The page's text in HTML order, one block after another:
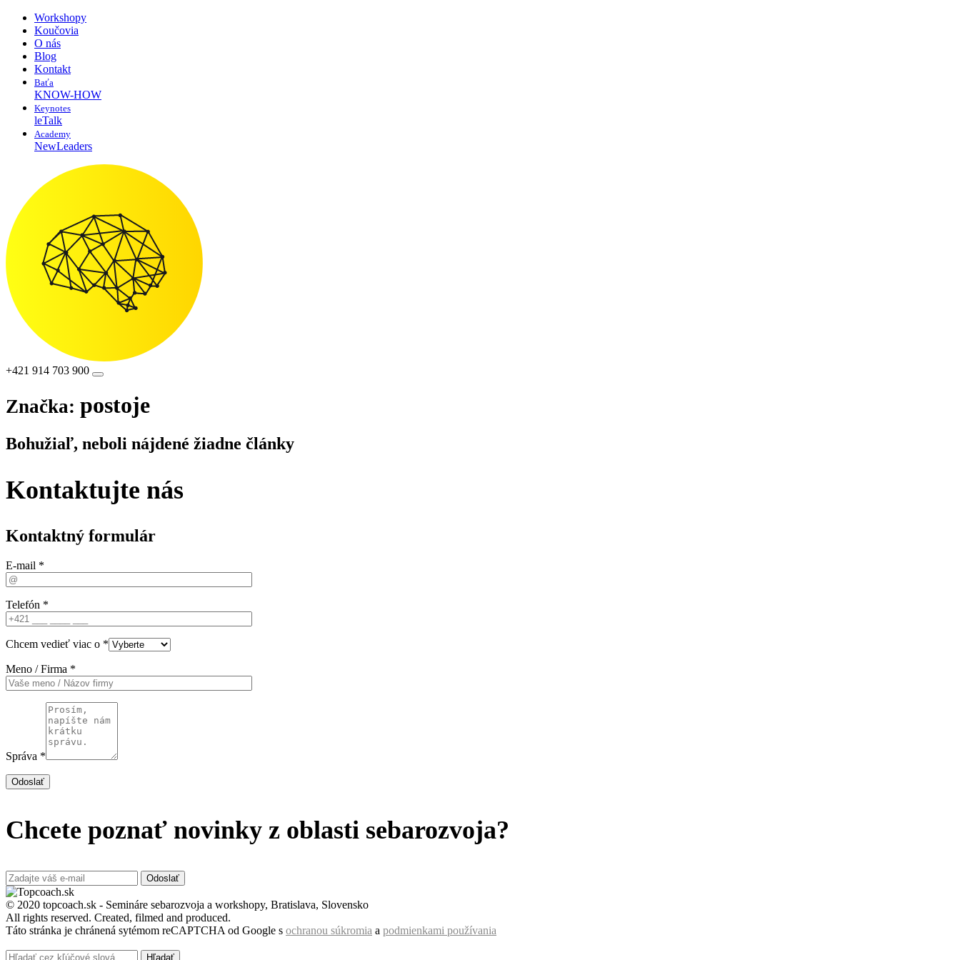
Workshopy
Koučovia
O nás
Blog
Kontakt
Baťa
KNOW-HOW
Keynotes
leTalk
Academy
NewLeaders
+421 914 703 900
Značka: postoje
Bohužiaľ, neboli nájdené žiadne články
Kontaktujte nás
Kontaktný formulár
E-mail *
Telefón *
Chcem vedieť viac o *
Meno / Firma *
Správa *
Odoslať
Chcete poznať novinky z oblasti sebarozvoja?
Odoslať
© 2020 topcoach.sk - Semináre sebarozvoja a workshopy, Bratislava, Slovensko
All rights reserved. Created, filmed and produced.
Táto stránka je chránená sytémom reCAPTCHA od Google s ochranou súkromia a podmienkami používania
Hľadať